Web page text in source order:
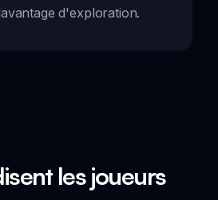
d'exploration.
les joueurs